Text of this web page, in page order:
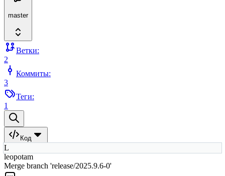
master
Ветки:
2
Коммиты:
3
Теги:
1
Код
L
leopotam
Merge branch 'release/2025.9.6-0'